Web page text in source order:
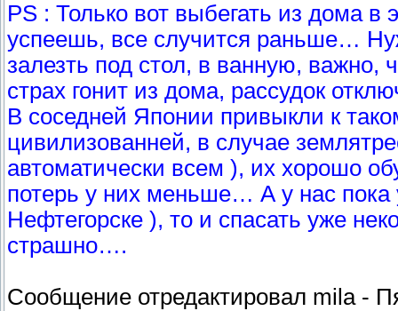
PS : Только вот выбегать из дома в
успеешь, все случится раньше…
залезть под стол, в ванную,
страх гонит из дома, рассудок
В соседней Японии привыкли к
цивилизованней, в случае
автоматически всем ), их хорошо
потерь у них меньше… А у нас пока
Нефтегорске ), то и спасать уже
страшно….
Сообщение отредактировал mila-